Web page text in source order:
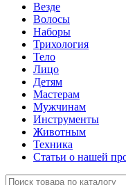
Везде
Волосы
Наборы
Трихология
Тело
Лицо
Детям
Мастерам
Мужчинам
Инструменты
Животным
Техника
Статьи о нашей